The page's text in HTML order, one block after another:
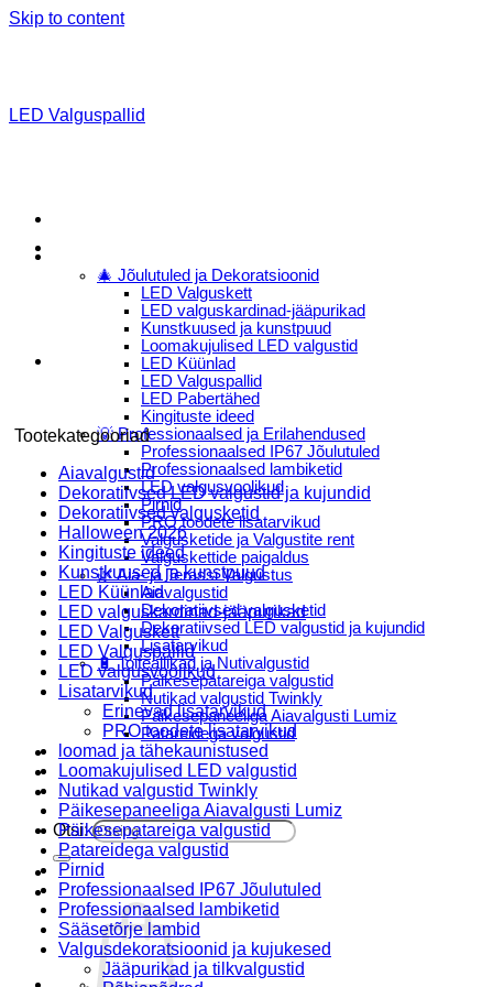
Skip to content
🎄 Jõulutuled ja Dekoratsioonid
LED Valguskett
LED valguskardinad-jääpurikad
Kunstkuused ja kunstpuud
Loomakujulised LED valgustid
LED Küünlad
LED Valguspallid
LED Pabertähed
Kingituste ideed
💡 Professionaalsed ja Erilahendused
Professionaalsed IP67 Jõulutuled
Professionaalsed lambiketid
LED valgusvoolikud
Pirnid
PRO toodete lisatarvikud
Valgusketide ja Valgustite rent
Valguskettide paigaldus
🌿 Aia- ja Terassi Valgustus
Aiavalgustid
Dekoratiivsed valgusketid
Dekoratiivsed LED valgustid ja kujundid
Lisatarvikud
🔋 Toiteallikad ja Nutivalgustid
Päikesepatareiga valgustid
Nutikad valgustid Twinkly
Päikesepaneeliga Aiavalgusti Lumiz
Patareidega valgustid
Päikeselaternad Lumiz
Valguskettide paigaldus
Blogi
Otsi:
LED Valguspallid
Tootekategooriad
Aiavalgustid
Dekoratiivsed LED valgustid ja kujundid
Dekoratiivsed valgusketid
Halloween 2026
Kingituste ideed
Kunstkuused ja kunstpuud
LED Küünlad
LED valguskardinad-jääpurikad
LED Valguskett
LED Valguspallid
LED valgusvoolikud
Lisatarvikud
Erinevad lisatarvikud
PRO toodete lisatarvikud
loomad ja tähekaunistused
Loomakujulised LED valgustid
Nutikad valgustid Twinkly
Päikesepaneeliga Aiavalgusti Lumiz
Päikesepatareiga valgustid
Patareidega valgustid
Pirnid
Professionaalsed IP67 Jõulutuled
Professionaalsed lambiketid
Sääsetõrje lambid
Valgusdekoratsioonid ja kujukesed
Jääpurikad ja tilkvalgustid